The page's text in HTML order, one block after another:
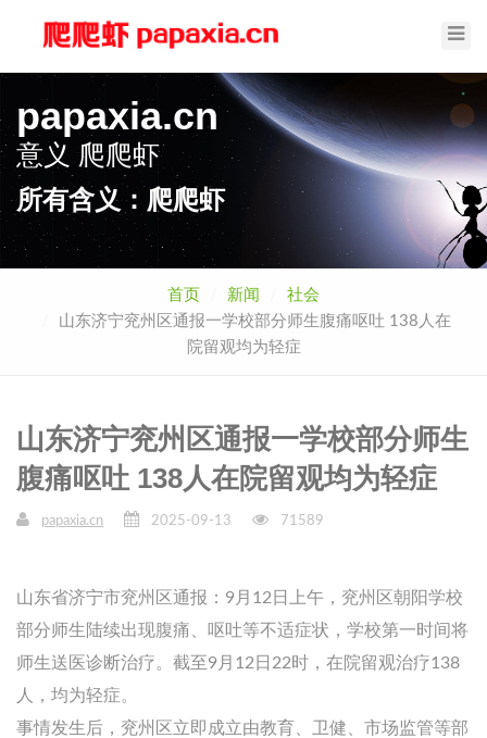
papaxia.cn
意义爬爬虾
所有含义：爬爬虾
首页 新闻
社会
山东济宁兖州区通报一学校部分师生腹痛呕吐 138人在
院留观均为轻症
山东济宁兖州区通报一学校部分师生
腹痛呕吐 138人在院留观均为轻症
papaxia.cn 2025-09-13 71589
山东省济宁市兖州区通报：9月12日上午，兖州区朝阳学校
部分师生陆续出现腹痛、呕吐等不适症状，学校第一时间将
师生送医诊断治疗。截至9月12日22时，在院留观治疗138
人，均为轻症。
事情发生后，兖州区立即成立由教育、卫健、市场监管等部